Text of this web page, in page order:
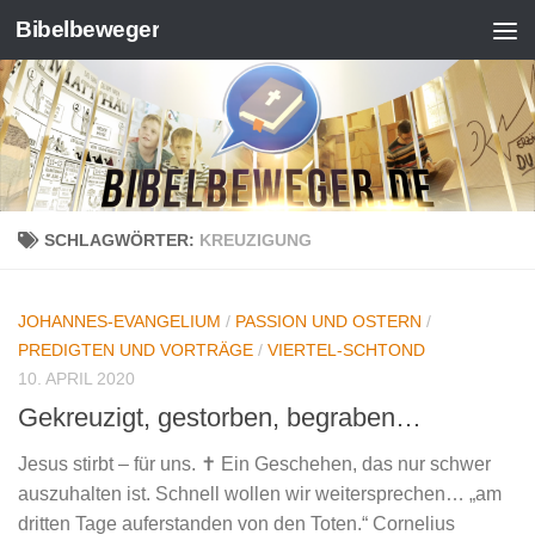
Zum Inhalt springen
Bibelbeweger
SCHLAGWÖRTER: KREUZIGUNG
JOHANNES-EVANGELIUM / PASSION UND OSTERN /
PREDIGTEN UND VORTRÄGE / VIERTEL-SCHTOND
10. APRIL 2020
Gekreuzigt, gestorben, begraben…
Jesus stirbt – für uns. ✝️ Ein Geschehen, das nur schwer
auszuhalten ist. Schnell wollen wir weitersprechen… „am
dritten Tage auferstanden von den Toten.“ Cornelius